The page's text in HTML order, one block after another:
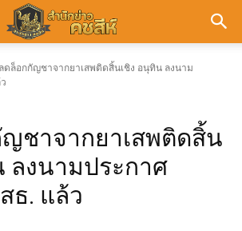
ดล็อกกัญชาจากยาเสพติดสิ้นเชิง อนุทิน ลงนาม
ชาจากยาเสพติดสิ้น
ลงนามประกาศ
ธ. แล้ว